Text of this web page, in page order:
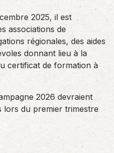
2025, il est
associations de
régionales, des aides
donnant lieu à la
certificat de formation à
2026 devraient
lors du premier trimestre